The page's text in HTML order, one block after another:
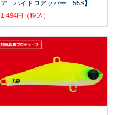
ア ハイドロアッパー 55S】
1,494円（税込）